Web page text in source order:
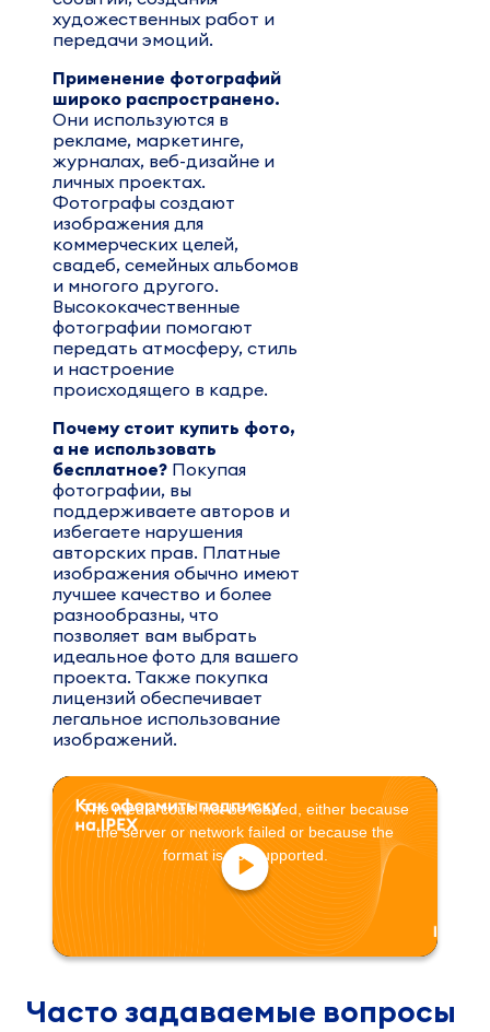
художественных работ и
передачи эмоций.
Применение фотографий
широко распространено.
Они используются в
рекламе, маркетинге,
журналах, веб-дизайне и
личных проектах.
Фотографы создают
изображения для
коммерческих целей,
свадеб, семейных альбомов
и многого другого.
Высококачественные
фотографии помогают
передать атмосферу, стиль
и настроение
происходящего в кадре.
Почему стоит купить фото,
а не использовать
бесплатное? Покупая
фотографии, вы
поддерживаете авторов и
избегаете нарушения
авторских прав. Платные
изображения обычно имеют
лучшее качество и более
разнообразны, что
позволяет вам выбрать
идеальное фото для вашего
проекта. Также покупка
лицензий обеспечивает
легальное использование
изображений.
This
is
a
The media could not be loaded, either because
the server or network failed or because the
format is not supported.
Часто задаваемые вопросы